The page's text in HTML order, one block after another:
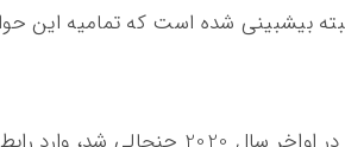
بیشبینی شده است که تمامیه این